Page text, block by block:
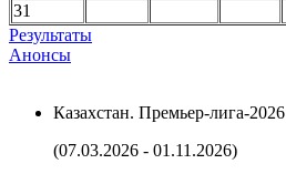
31
Результаты
Анонсы
Казахстан. Премьер-лига-2026
(07.03.2026 - 01.11.2026)